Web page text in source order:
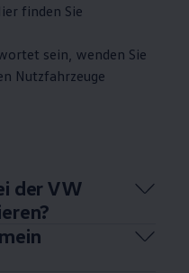
finden Sie
sein, wenden Sie
Nutzfahrzeuge
der VW